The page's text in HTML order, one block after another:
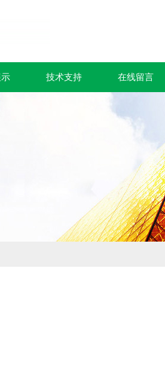
技术支持 在线留言